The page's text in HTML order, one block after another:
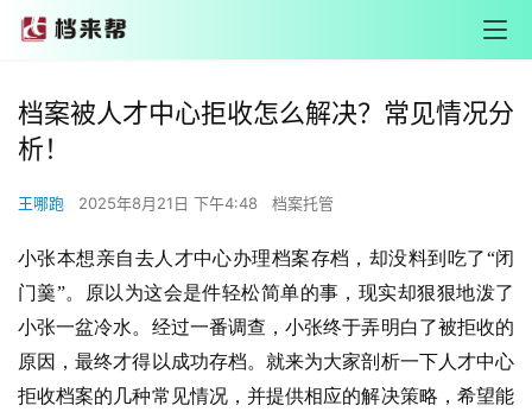
档案被人才中心拒收怎么解决？常见情况分
析！
王哪跑 2025年8月21日 下午4:48 档案托管
小张本想亲自去人才中心办理档案存档，却没料到吃了“闭
门羹”。原以为这会是件轻松简单的事，现实却狠狠地泼了
小张一盆冷水。经过一番调查，小张终于弄明白了被拒收的
原因，最终才得以成功存档。就来为大家剖析一下人才中心
拒收档案的几种常见情况，并提供相应的解决策略，希望能